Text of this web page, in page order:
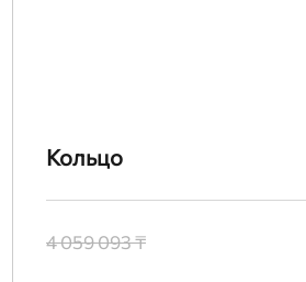
Кольцо
4 059 093 ₸